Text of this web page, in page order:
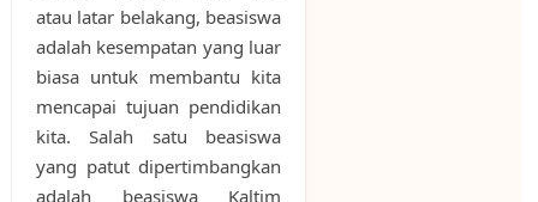
atau latar belakang, beasiswa
adalah kesempatan yang luar
biasa untuk membantu kita
mencapai tujuan pendidikan
kita. Salah satu beasiswa
yang patut dipertimbangkan
adalah beasiswa Kaltim